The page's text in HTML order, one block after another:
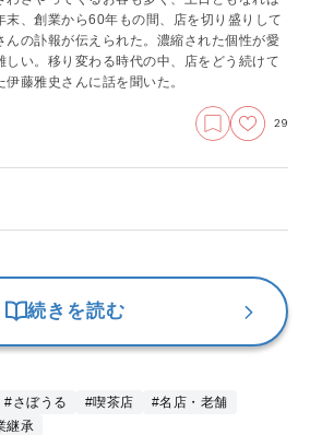
末、創業から60年もの間、店を切り盛りして
んの訃報が伝えられた。濃縮された個性が愛
しい。移り変わる時代の中、店をどう続けて
藤雅史さんに話を聞いた。
29
続きを読む
#さぼうる #喫茶店
#名店・老舗
継承